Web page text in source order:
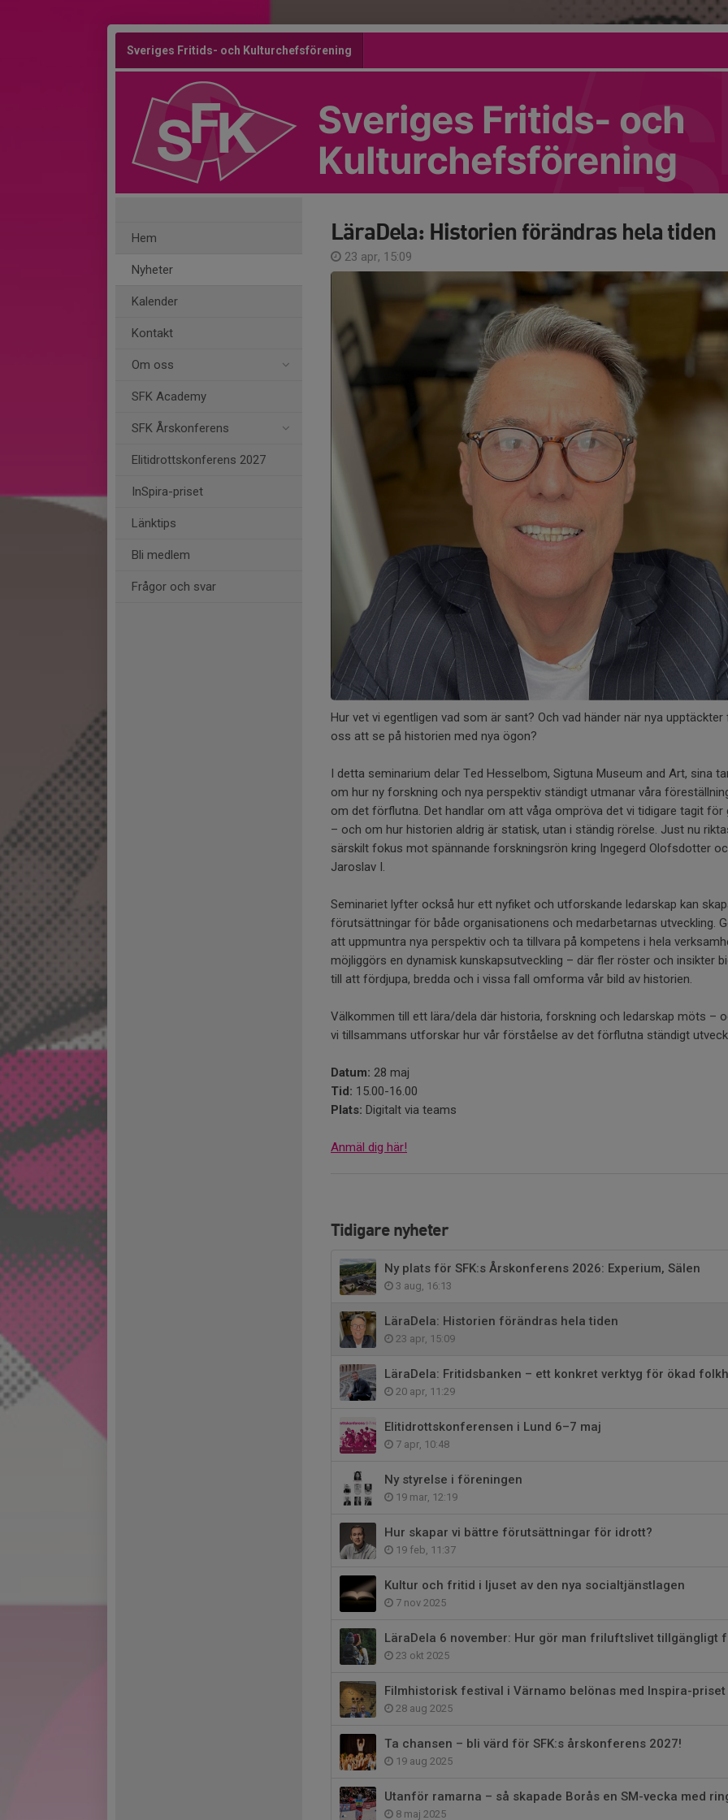
Sveriges Fritids- och Kulturchefsförening
Sveriges Fritids- och
Kulturchefsförening
Hem
Nyheter
Kalender
Kontakt
Om oss
SFK Academy
SFK Årskonferens
Elitidrottskonferens 2027
InSpira-priset
Länktips
Bli medlem
Frågor och svar
LäraDela: Historien förändras hela tiden
23 apr, 15:09
Hur vet vi egentligen vad som är sant? Och vad händer när nya upptäckter
oss att se på historien med nya ögon?
I detta seminarium delar Ted Hesselbom, Sigtuna Museum and Art, sina
om hur ny forskning och nya perspektiv ständigt utmanar våra
om det förflutna. Det handlar om att våga ompröva det vi tidigare tagit för
– och om hur historien aldrig är statisk, utan i ständig rörelse. Just nu
särskilt fokus mot spännande forskningsrön kring Ingegerd Olofsdotter
Jaroslav I.
Seminariet lyfter också hur ett nyfiket och utforskande ledarskap kan
förutsättningar för både organisationens och medarbetarnas utveckling.
att uppmuntra nya perspektiv och ta tillvara på kompetens i hela
möjliggörs en dynamisk kunskapsutveckling – där fler röster och insikter
till att fördjupa, bredda och i vissa fall omforma vår bild av historien.
Välkommen till ett lära/dela där historia, forskning och ledarskap möts –
vi tillsammans utforskar hur vår förståelse av det förflutna ständigt
Datum: 28 maj
Tid: 15.00-16.00
Plats: Digitalt via teams
Anmäl dig här!
Tidigare nyheter
Ny plats för SFK:s Årskonferens 2026: Experium, Sälen
3 aug, 16:13
LäraDela: Historien förändras hela tiden
23 apr, 15:09
LäraDela: Fritidsbanken – ett konkret verktyg för ökad
20 apr, 11:29
Elitidrottskonferensen i Lund 6–7 maj
7 apr, 10:48
Ny styrelse i föreningen
19 mar, 12:19
Hur skapar vi bättre förutsättningar för idrott?
19 feb, 11:37
Kultur och fritid i ljuset av den nya socialtjänstlagen
7 nov 2025
LäraDela 6 november: Hur gör man friluftslivet tillgängligt
23 okt 2025
Filmhistorisk festival i Värnamo belönas med Inspira-priset
28 aug 2025
Ta chansen – bli värd för SFK:s årskonferens 2027!
19 aug 2025
Utanför ramarna – så skapade Borås en SM-vecka med
8 maj 2025